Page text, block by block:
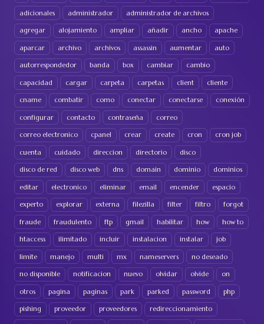
adicionales administrador administrador de archivos
agregar alojamiento ampliar añadir ancho apache
aparcar archivo archivos assassin aumentar auto
autorrespondedor banda box cambiar cambio
capacidad cargar carpeta carpetas client cliente
cname combatir como conectar conectarse conexión
configurar contacto contraseña correo
correo electronico cpanel crear create cron cron job
cuenta cuidado direccion directorio disco
disco de red disco web dns domain dominio dominios
editar electronico eliminar email encender espacio
experto explorar externa filezilla filter filtro forgot
fraude fraudulento ftp gmail habilitar how how to
htaccess ilimitado incluir instalacion instalar job
limite manejo multi mx nameservers no deseado
no disponible notificacion nuevo olvidar olvide on
otros pagina paginas park parked password php
pishing proveedor proveedores redireccionamiento